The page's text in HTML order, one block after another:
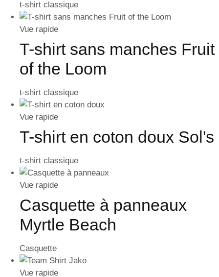
t-shirt classique
Vue rapide
T-shirt sans manches Fruit
of the Loom
t-shirt classique
Vue rapide
T-shirt en coton doux Sol's
t-shirt classique
Vue rapide
Casquette à panneaux
Myrtle Beach
Casquette
Vue rapide